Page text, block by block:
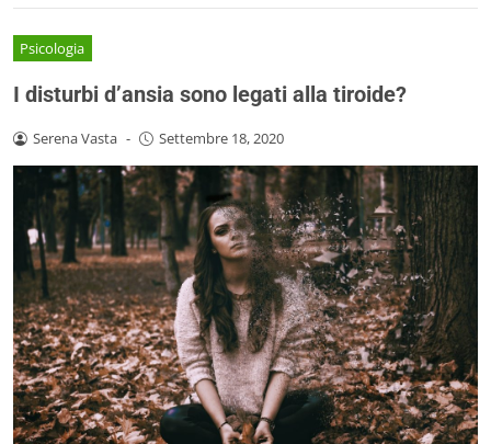
Psicologia
I disturbi d’ansia sono legati alla tiroide?
Serena Vasta - Settembre 18, 2020